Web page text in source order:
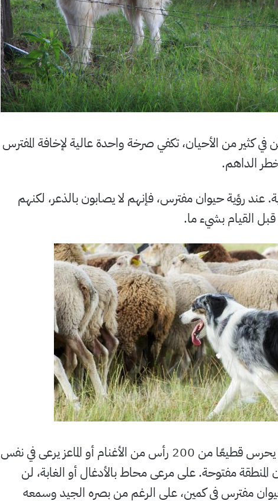
في كثير من الأحيان، تكفي صرخة واحدة عالية لإخافة المفترس
الداهم.
عند رؤية حيوان مفترس، فإنهم لا يصابون بالذعر، لكنهم
القيام بشيء ما.
في المتوسط ​​، يمكن لحمار واحد أن يحرس قطيعًا من 200 رأس من الأغنام أو الماعز يرعى في نفس
مفتوحة. على مرعى محاط بالأدغال أو الغابة، لن
مفترس في كمين، على الرغم من بصره الجيد وسمعه